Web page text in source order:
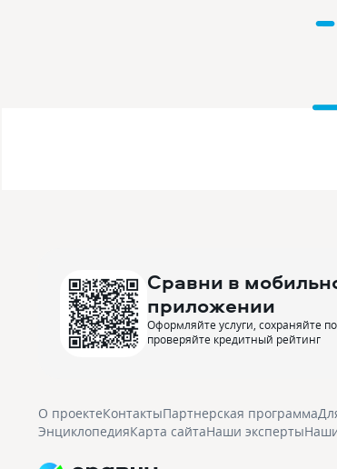
Сравни в
приложении
Оформляйте услуги, сохраняйте
проверяйте кредитный рейтинг
О проектеКонтактыПартнерская программа
ЭнциклопедияКарта сайтаНаши эксперты